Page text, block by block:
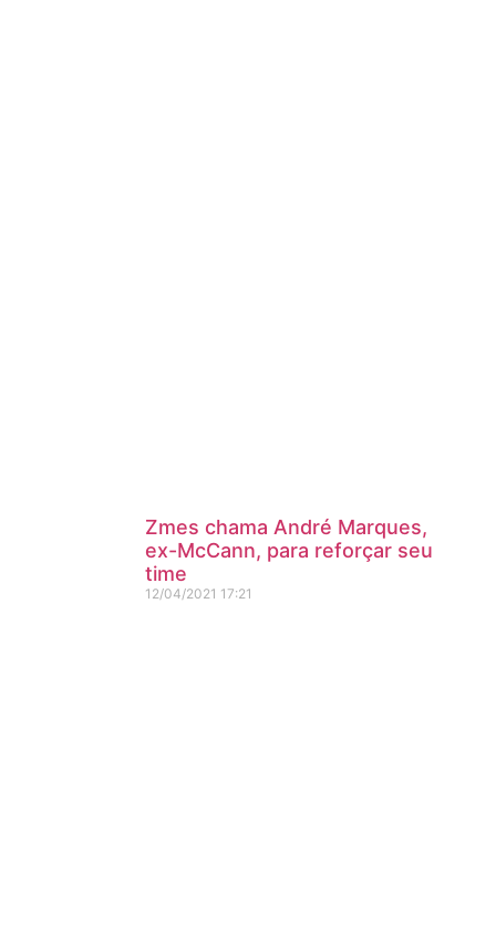
Zmes chama André Marques,
ex-McCann, para reforçar seu
time
12/04/2021 17:21